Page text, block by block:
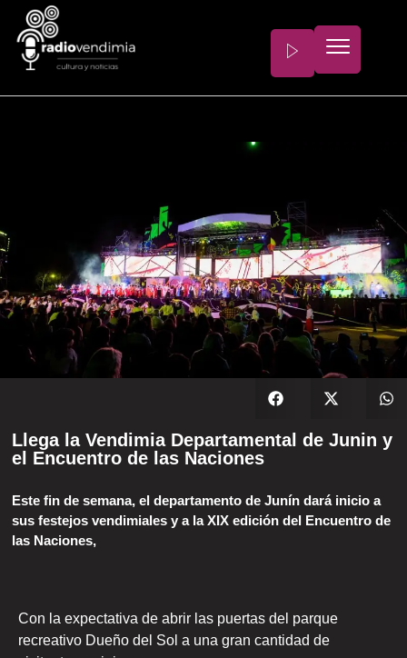
Llega la Vendimia Departamental de Junin y
el Encuentro de las Naciones
Este fin de semana, el departamento de Junín dará inicio a
sus festejos vendimiales y a la XIX edición del Encuentro de
las Naciones,
Con la expectativa de abrir las puertas del parque
recreativo Dueño del Sol a una gran cantidad de